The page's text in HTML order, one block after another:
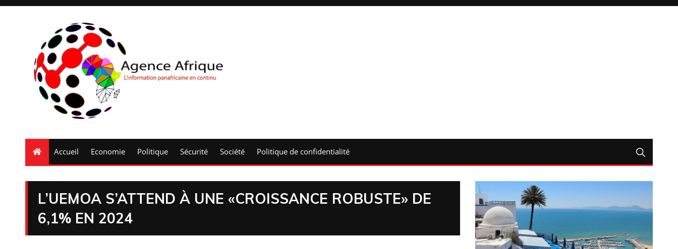
Accueil Economie Politique Sécurité Société Politique de confidentialité
L’UEMOA S’ATTEND À UNE «CROISSANCE ROBUSTE» DE
6,1% EN 2024